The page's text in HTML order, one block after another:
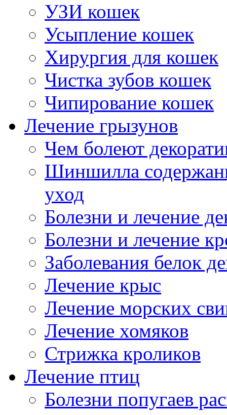
УЗИ кошек
Усыпление кошек
Хирургия для кошек
Чистка зубов кошек
Чипирование кошек
Лечение грызунов
Чем болеют
Шиншилла
уход
Болезни и лечение
Болезни и лечение
Заболевания белок
Лечение крыс
Лечение морских
Лечение хомяков
Стрижка кроликов
Лечение птиц
Болезни попугаев